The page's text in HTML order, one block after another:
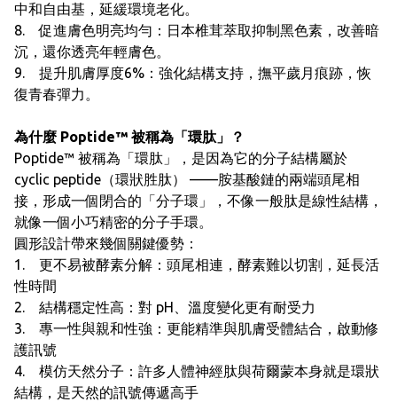
中和自由基，延緩環境老化。
8. 促進膚色明亮均勻：日本椎茸萃取抑制黑色素，改善暗
沉，還你透亮年輕膚色。
9. 提升肌膚厚度6%：強化結構支持，撫平歲月痕跡，恢
復青春彈力。
為什麼 Poptide™ 被稱為「環肽」？
Poptide™ 被稱為「環肽」，是因為它的分子結構屬於
cyclic peptide（環狀胜肽） ——胺基酸鏈的兩端頭尾相
接，形成一個閉合的「分子環」，不像一般肽是線性結構，
就像一個小巧精密的分子手環。
圓形設計帶來幾個關鍵優勢：
1. 更不易被酵素分解：頭尾相連，酵素難以切割，延長活
性時間
2. 結構穩定性高：對 pH、溫度變化更有耐受力
3. 專一性與親和性強：更能精準與肌膚受體結合，啟動修
護訊號
4. 模仿天然分子：許多人體神經肽與荷爾蒙本身就是環狀
結構，是天然的訊號傳遞高手